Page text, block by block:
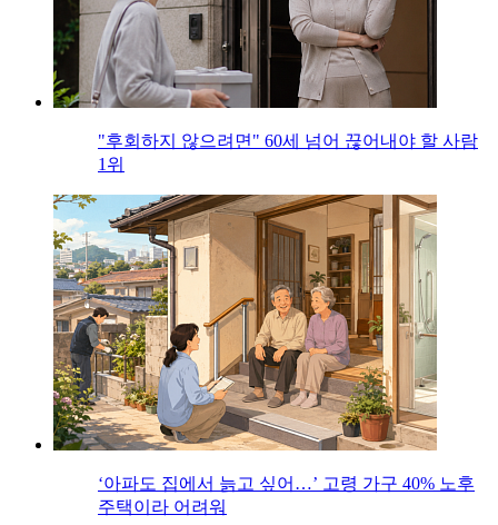
"후회하지 않으려면" 60세 넘어 끊어내야 할 사람
1위
‘아파도 집에서 늙고 싶어…’ 고령 가구 40% 노후
주택이라 어려워